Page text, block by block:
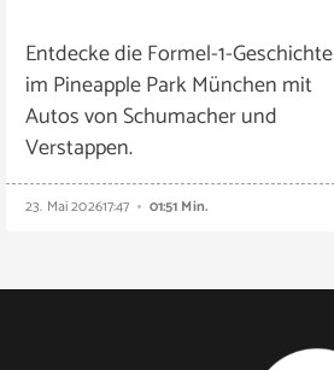
Entdecke die Formel-1-Geschichte
im Pineapple Park München mit
Autos von Schumacher und
Verstappen.
23. Mai 202617:47 01:51 Min.